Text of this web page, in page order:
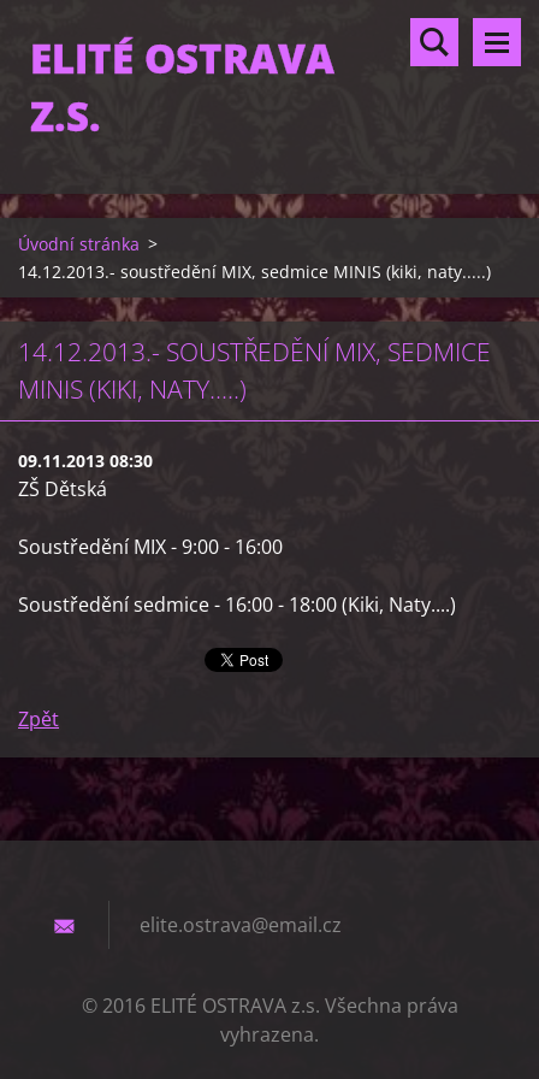
ELITÉ OSTRAVA
Z.S.
Úvodní stránka >
14.12.2013.- soustředění MIX, sedmice MINIS (kiki, naty.....)
14.12.2013.- SOUSTŘEDĚNÍ MIX, SEDMICE
MINIS (KIKI, NATY.....)
09.11.2013 08:30
ZŠ Dětská
Soustředění MIX - 9:00 - 16:00
Soustředění sedmice - 16:00 - 18:00 (Kiki, Naty....)
Zpět
elite.ostrava@email.cz
© 2016 ELITÉ OSTRAVA z.s. Všechna práva
vyhrazena.